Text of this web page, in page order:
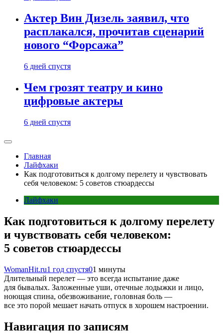
Актер Вин Дизель заявил, что
расплакался, прочитав сценарий
нового “Форсажа”
6 дней спустя
Чем грозят театру и кино
цифровые актеры
6 дней спустя
Главная
Лайфхаки
Как подготовиться к долгому перелету и чувствовать
себя человеком: 5 советов стюардессы
Лайфхаки
Как подготовиться к долгому перелету
и чувствовать себя человеком:
5 советов стюардессы
WomanHit.ru1 год спустя01 минуты
Длительный перелет — это всегда испытание даже
для бывалых. Заложенные уши, отечные лодыжки и лицо,
ноющая спина, обезвоживание, головная боль —
все это порой мешает начать отпуск в хорошем настроении.
Навигация по записям